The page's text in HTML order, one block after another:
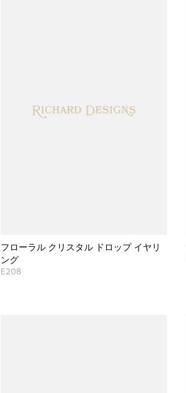
フローラル クリスタル ドロップ イヤリ
ング
E208